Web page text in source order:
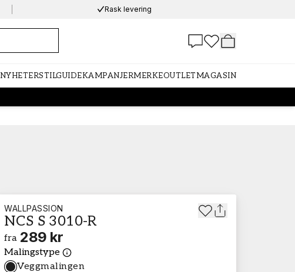
Rask levering
NYHETERSTILGUIDEKAMPANJERMERKEOUTLETMAGASIN
WALLPASSION
NCS S 3010-R
fra 289 kr
Malingstype
Veggmalingen